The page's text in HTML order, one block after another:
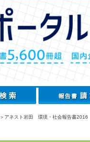
＞アネスト岩田 環境・社会報告書2016